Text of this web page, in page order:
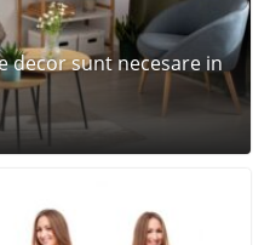
decor sunt necesare in